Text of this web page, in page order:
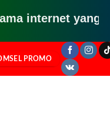
yang lemot?
PROMO